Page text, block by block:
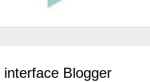
Blogger